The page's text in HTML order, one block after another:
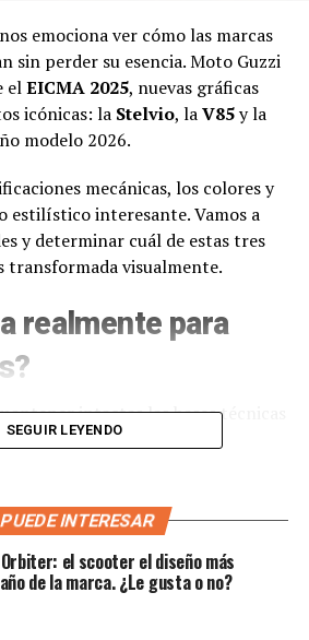
emociona ver cómo las marcas
sin perder su esencia. Moto Guzzi
elEICMA 2025, nuevas gráficas
icónicas: la Stelvio, laV85y la
modelo 2026.
mecánicas, los colores y
estilístico interesante. Vamos a
y determinar cuál de estas tres
transformada visualmente.
realmente para
intactas las bases técnicas
el 2026. No hay ajustes en
el escenario del EICMA para
esquemas de color, apostando por
en la naturaleza, la aventura y la
SEGUIR LEYENDO
INTERESAR
Orbiter: el scooter el diseño más
de la marca. ¿Le gusta o no?